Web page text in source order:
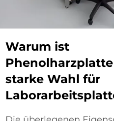
Warum ist
starke Wahl für